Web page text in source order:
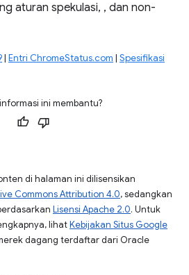
aturan spekulasi, , dan non-
| Entri ChromeStatus.com | Spesifikasi
ini membantu?
di halaman ini dilisensikan
Commons Attribution 4.0, sedangkan
Lisensi Apache 2.0. Untuk
lihatKebijakan Situs Google
dagang terdaftar dari Oracle